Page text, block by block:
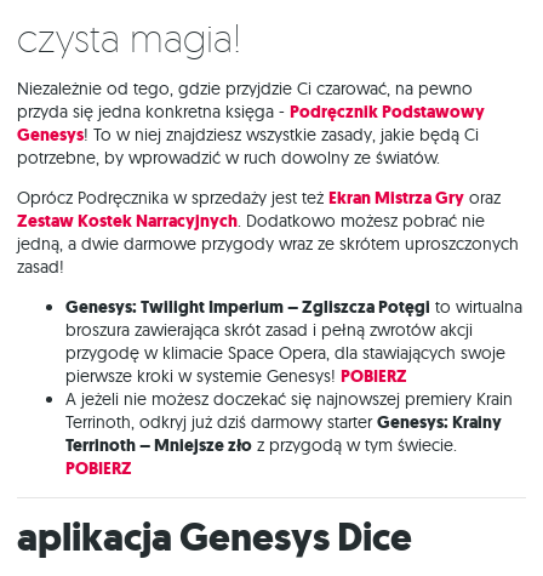
czysta magia!
Niezależnie od tego, gdzie przyjdzie Ci czarować, na pewno
przyda się jedna konkretna księga - Podręcznik Podstawowy
Genesys! To w niej znajdziesz wszystkie zasady, jakie będą Ci
potrzebne, by wprowadzić w ruch dowolny ze światów.
Oprócz Podręcznika w sprzedaży jest też Ekran Mistrza Gry oraz
Zestaw Kostek Narracyjnych. Dodatkowo możesz pobrać nie
jedną, a dwie darmowe przygody wraz ze skrótem uproszczonych
zasad!
Genesys: Twilight Imperium – Zgliszcza Potęgi to wirtualna
broszura zawierająca skrót zasad i pełną zwrotów akcji
przygodę w klimacie Space Opera, dla stawiających swoje
pierwsze kroki w systemie Genesys! POBIERZ
A jeżeli nie możesz doczekać się najnowszej premiery Krain
Terrinoth, odkryj już dziś darmowy starterGenesys: Krainy
Terrinoth – Mniejsze zło z przygodą w tym świecie.
POBIERZ
Aplikacja Genesys Dice